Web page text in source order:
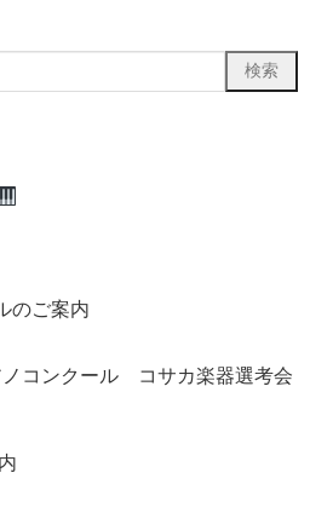
のご案内
ノコンクール コサカ楽器選考会